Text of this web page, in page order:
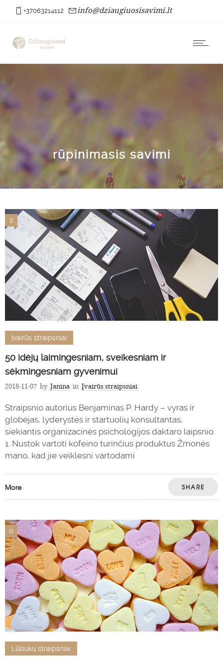
+37063214112 info@dziaugiuosisavimi.lt
rūpinimasis savimi
2
Įvairūs straipsniai
50 idėjų laimingesniam, sveikesniam ir
sėkmingesniam gyvenimui
2018-11-07 by Janina in Įvairūs straipsniai
Straipsnio autorius Benjaminas P. Hardy – vyras ir
globėjas, lyderystės ir startuolių konsultantas,
siekiantis organizacinės psichologijos daktaro laipsnio.
1. Nustok vartoti kofeino turinčius produktus Žmonės
mano, kad jie veiklesni vartodami
More SHARE
0
Lūšiukų straipsniai